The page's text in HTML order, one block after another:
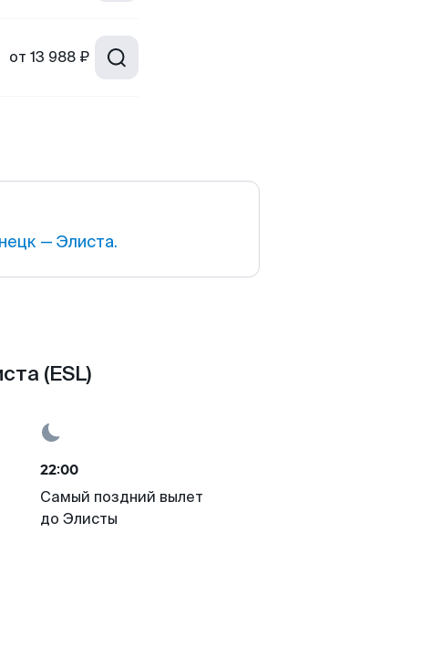
от 13 988 ₽
— Элиста.
(ESL)
22:00
Самый поздний вылет
до Элисты